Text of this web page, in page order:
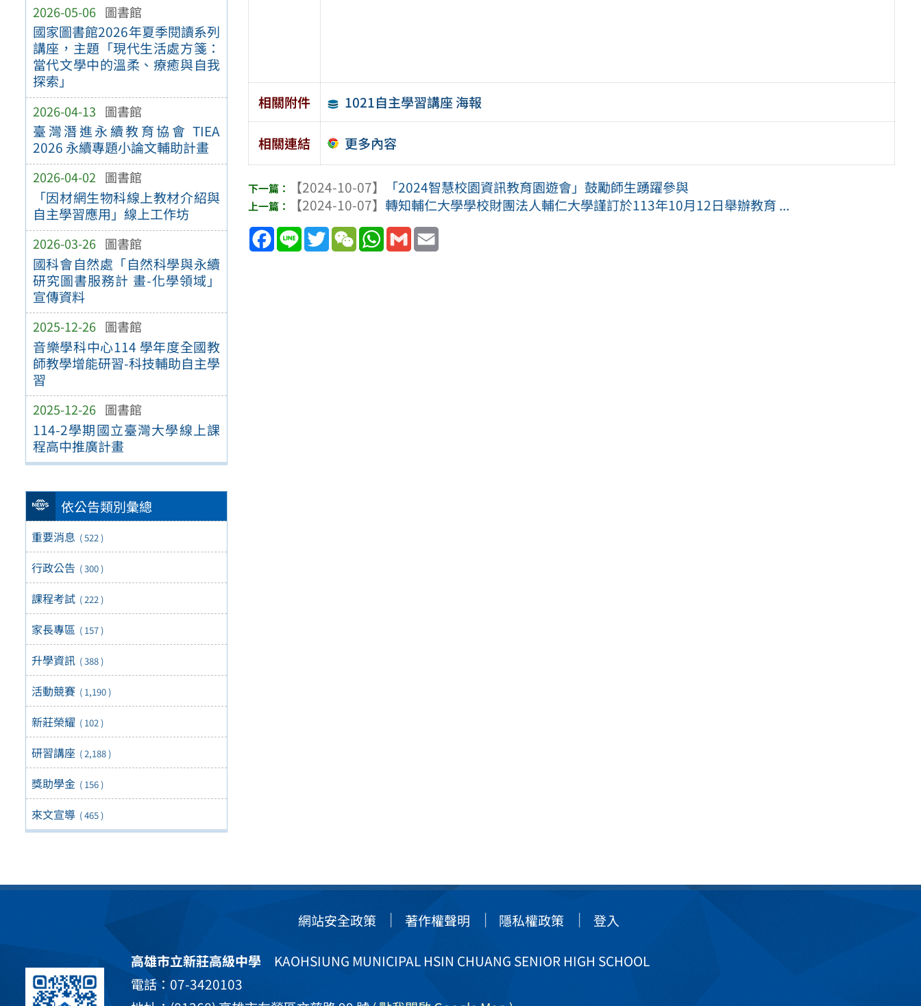
2026-05-06 圖書館
國家圖書館2026年夏季閱讀系列
講座，主題「現代生活處方箋：
當代文學中的溫柔、療癒與自我
探索」
2026-04-13 圖書館
臺灣潛進永續教育協會 TIEA
2026 永續專題小論文輔助計畫
2026-04-02 圖書館
「因材網生物科線上教材介紹與
自主學習應用」線上工作坊
2026-03-26 圖書館
國科會自然處「自然科學與永續
研究圖書服務計 畫-化學領域」
宣傳資料
2025-12-26 圖書館
音樂學科中心114 學年度全國教
師教學增能研習-科技輔助自主學
習
2025-12-26 圖書館
114-2學期國立臺灣大學線上課
程高中推廣計畫
依公告類別彙總
重要消息 ( 522 )
行政公告 ( 300 )
課程考試 ( 222 )
家長專區 ( 157 )
升學資訊 ( 388 )
活動競賽 ( 1,190 )
新莊榮耀 ( 102 )
研習講座 ( 2,188 )
獎助學金 ( 156 )
來文宣導 ( 465 )
相關附件 1021自主學習講座 海報
相關連結 更多內容
【2024-10-07】
「2024智慧校園資訊教育園遊會」鼓勵師生踴躍參與
【2024-10-07】轉知輔仁大學學校財團法人輔仁大學謹訂於113年10月12日舉辦教育 ...
Facebook
Line TwitterWeChatWhatsApp
Gmail
網站安全政策 著作權聲明 隱私權政策 登入
高雄市立新莊高級中學KAOHSIUNG MUNICIPAL HSIN CHUANG SENIOR HIGH SCHOOL
電話：07-3420103